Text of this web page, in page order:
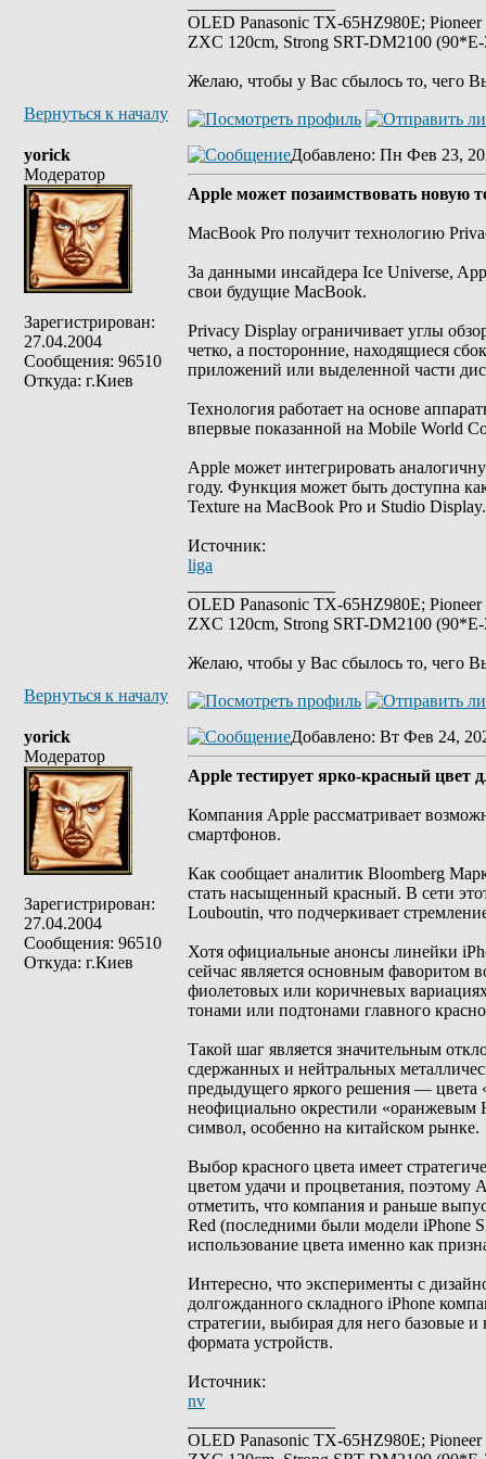
OLED Panasonic TX-65HZ980E;
ZXC 120cm, Strong SRT-DM2100
Желаю, чтобы у Вас сбылось то, чего
Вернуться к началу
yorick
Модератор
Зарегистрирован:
27.04.2004
Сообщения: 96510
Откуда: г.Киев
Добавлено: Пн Фев 23,
Apple может позаимствовать новую
MacBook Pro получит технологию
За данными инсайдера Ice Universe,
свои будущие MacBook.
Privacy Display ограничивает углы
четко, а посторонние, находящиеся
приложений или выделенной части
Технология работает на основе
впервые показанной на Mobile World
Apple может интегрировать
году. Функция может быть доступна
Texture на MacBook Pro и Studio Display.
Источник:
liga
OLED Panasonic TX-65HZ980E;
ZXC 120cm, Strong SRT-DM2100
Желаю, чтобы у Вас сбылось то, чего
Вернуться к началу
yorick
Модератор
Зарегистрирован:
27.04.2004
Сообщения: 96510
Откуда: г.Киев
Добавлено: Вт Фев 24,
Apple тестирует ярко-красный
Компания Apple рассматривает
смартфонов.
Как сообщает аналитик Bloomberg
стать насыщенный красный. В сети
Louboutin, что подчеркивает
Хотя официальные анонсы линейки
сейчас является основным фаворитом
фиолетовых или коричневых
тонами или подтонами главного
Такой шаг является значительным
сдержанных и нейтральных
предыдущего яркого решения — цвета
неофициально окрестили «оранжевым
символ, особенно на китайском рынке.
Выбор красного цвета имеет
цветом удачи и процветания, поэтому
отметить, что компания и раньше
Red (последними были модели iPhone
использование цвета именно как
Интересно, что эксперименты с
долгожданного складного iPhone
стратегии, выбирая для него базовые
формата устройств.
Источник:
nv
OLED Panasonic TX-65HZ980E;